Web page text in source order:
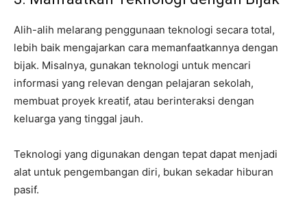
Alih-alih melarang penggunaan teknologi secara total,
lebih baik mengajarkan cara memanfaatkannya dengan
bijak. Misalnya, gunakan teknologi untuk mencari
informasi yang relevan dengan pelajaran sekolah,
membuat proyek kreatif, atau berinteraksi dengan
keluarga yang tinggal jauh.
Teknologi yang digunakan dengan tepat dapat menjadi
alat untuk pengembangan diri, bukan sekadar hiburan
pasif.